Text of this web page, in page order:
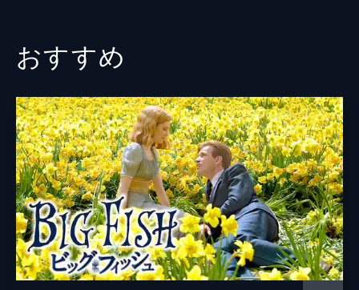
脚本
原作 アンドレ・アシマン
製作 ピーター・スピアーズ
ルカ・グァダニーノ
エミリー・ジョルジュ
ホドリゴ・テイシェイラ
マルコ・モラビート
ジェームズ・アイヴォリー
おすすめ